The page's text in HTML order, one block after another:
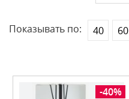
Показывать по: 40 60
-40%